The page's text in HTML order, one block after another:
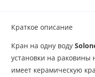
Краткое описание
Кран на одну воду
установки на раковины
имеет керамическую